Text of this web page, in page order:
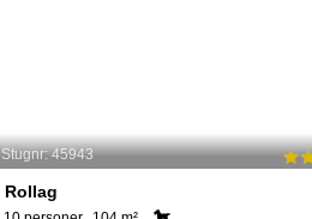
Stugnr: 45943
Rollag